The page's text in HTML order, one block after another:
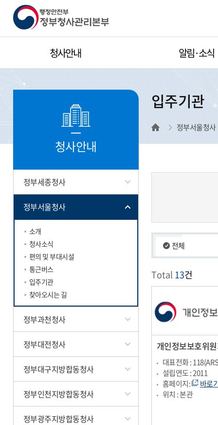
행정안전부 정부
청사관리본부
청사안내 알림·소식
청사안내
정부세종청사
정부서울청사
소개
청사소식
편의 및 부대시설
통근버스
입주기관
찾아오시는 길
정부과천청사
정부대전청사
정부대구지방합동청사
정부인천지방합동청사
정부광주지방합동청사
입주기관
정부서울청사
전체
본관
별관(외교부)
본관
Total13건
개인정보보호위
대표전화 :
설립연도 : 2011
홈페이지:
바로
위치 : 본관